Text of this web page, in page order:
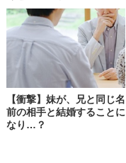
【衝撃】妹が、兄と同じ名
前の相手と結婚することに
なり…？